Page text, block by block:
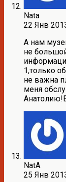
Nata
22 Янв
А нам
не
1,только
не важна
меня
NatA
25 Янв